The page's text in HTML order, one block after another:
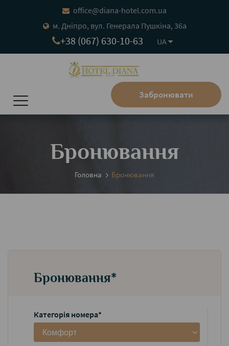
office@diana-hotel.com.ua
м. Дніпро, вул. Генерала Пушкіна, 36а
+38 (067) 630-10-63 UA
Забронювати
Бронювання
Головна Бронювання
Бронювання*
Категорія номера*
Комфорт